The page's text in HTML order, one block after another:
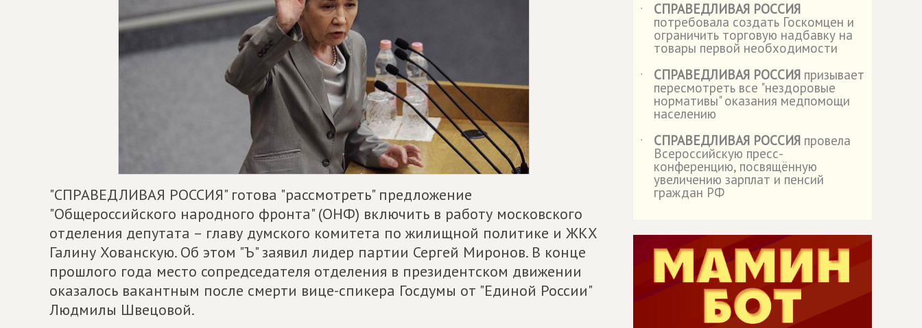
"СПРАВЕДЛИВАЯ РОССИЯ" готова "рассмотреть" предложение
"Общероссийского народного фронта" (ОНФ) включить в работу московского
отделения депутата – главу думского комитета по жилищной политике и ЖКХ
Галину Хованскую. Об этом "Ъ" заявил лидер партии Сергей Миронов. В конце
прошлого года место сопредседателя отделения в президентском движении
оказалось вакантным после смерти вице-спикера Госдумы от "Единой России"
Людмилы Швецовой.
˙
СПРАВЕДЛИВАЯ РОССИЯ
потребовала создать Госкомцен и
ограничить торговую надбавку на
товары первой необходимости
˙
СПРАВЕДЛИВАЯ РОССИЯ призывает
пересмотреть все "нездоровые
нормативы" оказания медпомощи
населению
˙
СПРАВЕДЛИВАЯ РОССИЯ провела
Всероссийскую пресс-
конференцию, посвящённую
увеличению зарплат и пенсий
граждан РФ